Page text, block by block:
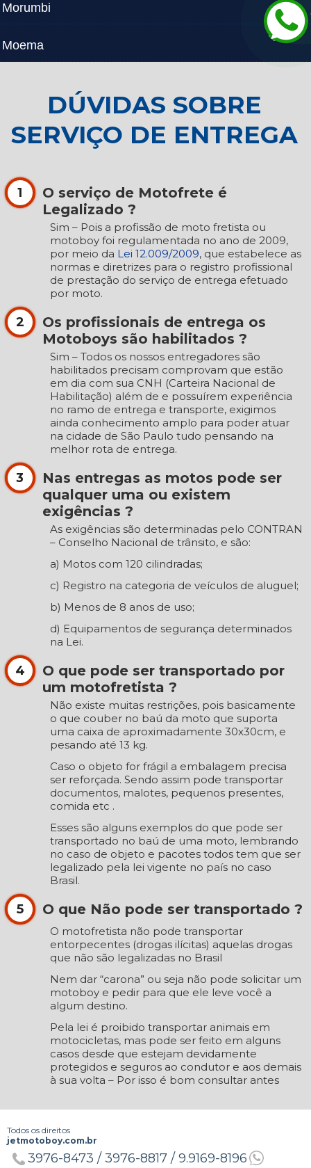
Morumbi
Moema
DÚVIDAS SOBRE
SERVIÇO DE ENTREGA
1
O serviço de Motofrete é
Legalizado ?
Sim – Pois a profissão de moto fretista ou
motoboy foi regulamentada no ano de 2009,
por meio da Lei 12.009/2009, que estabelece as
normas e diretrizes para o registro profissional
de prestação do serviço de entrega efetuado
por moto.
2
Os profissionais de entrega os
Motoboys são habilitados ?
Sim – Todos os nossos entregadores são
habilitados precisam comprovam que estão
em dia com sua CNH (Carteira Nacional de
Habilitação) além de e possuírem experiência
no ramo de entrega e transporte, exigimos
ainda conhecimento amplo para poder atuar
na cidade de São Paulo tudo pensando na
melhor rota de entrega.
3
Nas entregas as motos pode ser
qualquer uma ou existem
exigências ?
As exigências são determinadas pelo CONTRAN
– Conselho Nacional de trânsito, e são:
a) Motos com 120 cilindradas;
c) Registro na categoria de veículos de aluguel;
b) Menos de 8 anos de uso;
d) Equipamentos de segurança determinados
na Lei.
4
O que pode ser transportado por
um motofretista ?
Não existe muitas restrições, pois basicamente
o que couber no baú da moto que suporta
uma caixa de aproximadamente 30x30cm, e
pesando até 13 kg.
Caso o objeto for frágil a embalagem precisa
ser reforçada. Sendo assim pode transportar
documentos, malotes, pequenos presentes,
comida etc .
Esses são alguns exemplos do que pode ser
transportado no baú de uma moto, lembrando
no caso de objeto e pacotes todos tem que ser
legalizado pela lei vigente no país no caso
Brasil.
5 O que Não pode ser transportado ?
O motofretista não pode transportar
entorpecentes (drogas ilícitas) aquelas drogas
que não são legalizadas no Brasil
Nem dar “carona” ou seja não pode solicitar um
motoboy e pedir para que ele leve você a
algum destino.
Pela lei é proibido transportar animais em
motocicletas, mas pode ser feito em alguns
casos desde que estejam devidamente
protegidos e seguros ao condutor e aos demais
à sua volta – Por isso é bom consultar antes
Todos os direitos
jetmotoboy.com.br
3976-8473 / 3976-8817 / 9.9169-8196